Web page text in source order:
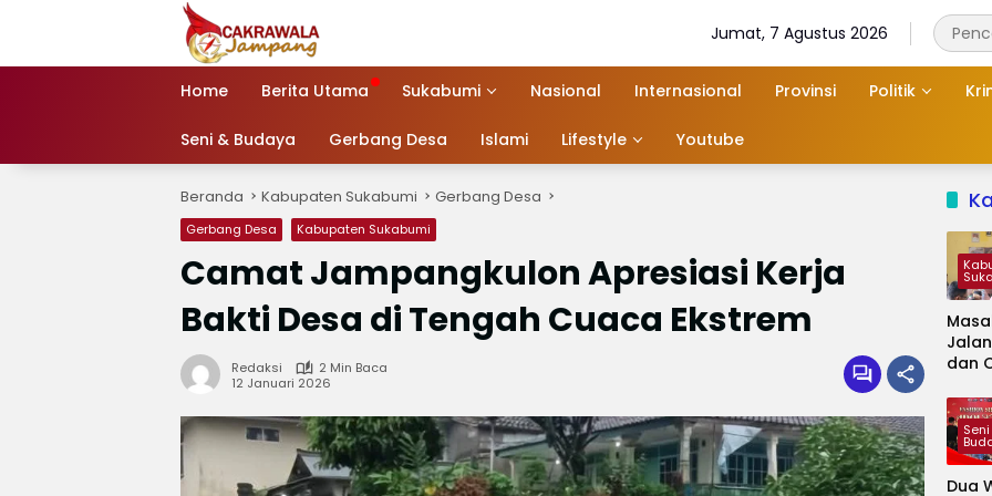
Jumat, 7 Agustus 2026
Home Berita Utama Sukabumi Nasional Internasional Provinsi Politik
Seni & Budaya Gerbang Desa Islami Lifestyle Youtube
Beranda Kabupaten Sukabumi Gerbang Desa
Gerbang Desa Kabupaten Sukabumi
Camat Jampangkulon Apresiasi Kerja
Bakti Desa di Tengah Cuaca Ekstrem
Redaksi
2 Min Baca
12 Januari 2026
dan
Jadi
Dua